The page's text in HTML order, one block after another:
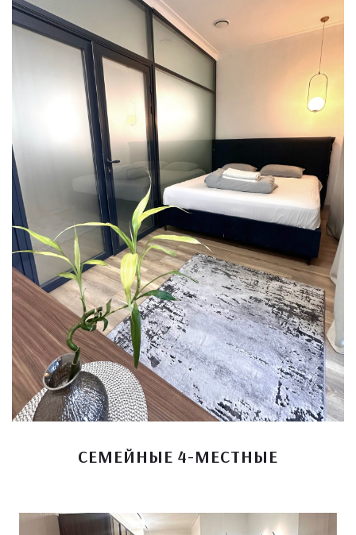
СЕМЕЙНЫЕ 4-МЕСТНЫЕ